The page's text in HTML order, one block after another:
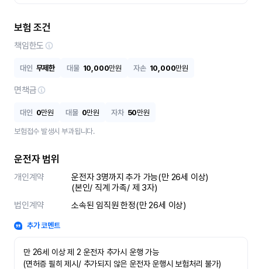
보험 조건
책임한도
대인 무제한 대물 10,000만원 자손 10,000만원
면책금
대인 0만원 대물 0만원 자차 50만원
보험접수 발생시 부과됩니다.
운전자 범위
개인계약
운전자 3명까지 추가 가능(만 26세 이상)
(본인/ 직계 가족/ 제 3자)
법인계약
소속된 임직원 한정(만 26세 이상)
추가 코멘트
만 26세 이상 제 2 운전자 추가시 운행 가능
(면허증 필히 제시/ 추가되지 않은 운전자 운행시 보험처리 불가)